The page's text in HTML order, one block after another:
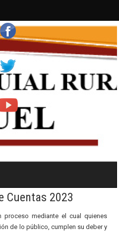
Cuentas 2023
proceso mediante el cual quienes
de lo público, cumplen su deber y